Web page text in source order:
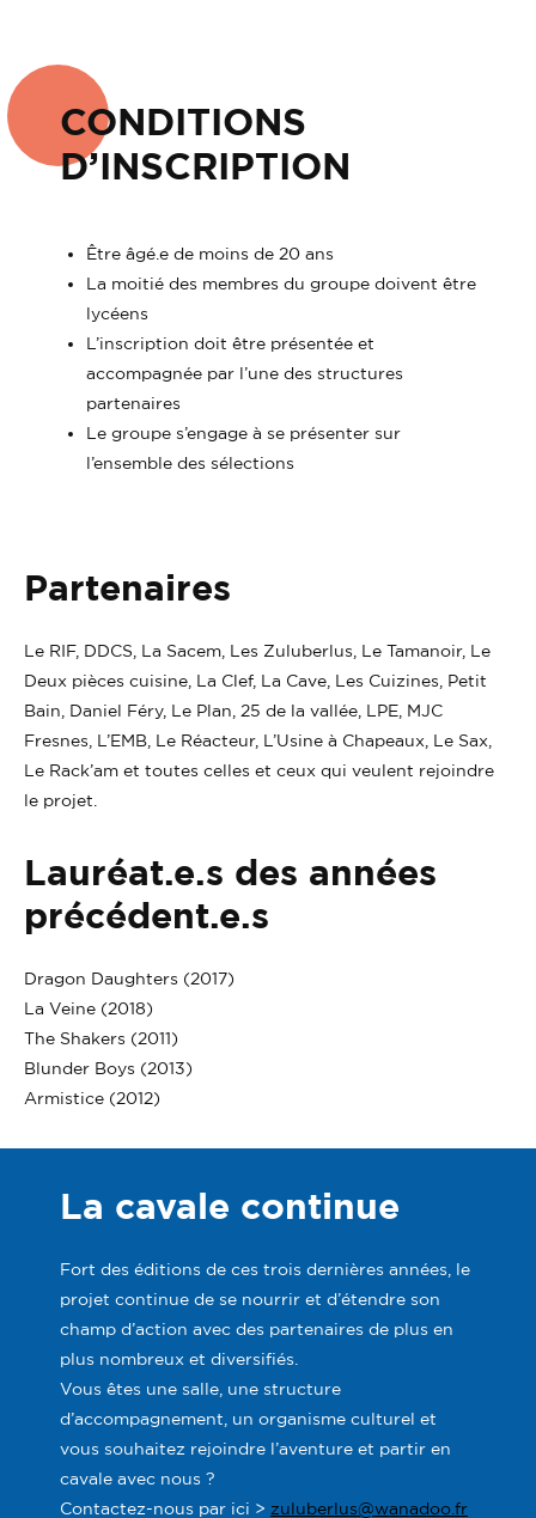
CONDITIONS
D’INSCRIPTION
Être âgé.e de moins de 20 ans
La moitié des membres du groupe doivent être
lycéens
L’inscription doit être présentée et
accompagnée par l’une des structures
partenaires
Le groupe s’engage à se présenter sur
l’ensemble des sélections
Partenaires
Le RIF, DDCS, La Sacem, Les Zuluberlus, Le Tamanoir, Le
Deux pièces cuisine, La Clef, La Cave, Les Cuizines, Petit
Bain, Daniel Féry, Le Plan, 25 de la vallée, LPE, MJC
Fresnes, L’EMB, Le Réacteur, L’Usine à Chapeaux, Le Sax,
Le Rack’am et toutes celles et ceux qui veulent rejoindre
le projet.
Lauréat.e.s des années
précédent.e.s
Dragon Daughters (2017)
La Veine (2018)
The Shakers (2011)
Blunder Boys (2013)
Armistice (2012)
La cavale continue
Fort des éditions de ces trois dernières années, le
projet continue de se nourrir et d’étendre son
champ d’action avec des partenaires de plus en
plus nombreux et diversifiés.
Vous êtes une salle, une structure
d’accompagnement, un organisme culturel et
vous souhaitez rejoindre l’aventure et partir en
cavale avec nous ?
Contactez-nous par ici > zuluberlus@wanadoo.fr